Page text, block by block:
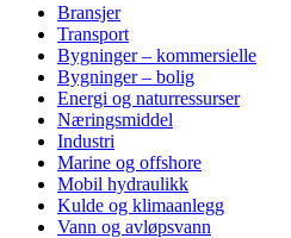
Bransjer
Transport
Bygninger – kommersielle
Bygninger – bolig
Energi og naturressurser
Næringsmiddel
Industri
Marine og offshore
Mobil hydraulikk
Kulde og klimaanlegg
Vann og avløpsvann